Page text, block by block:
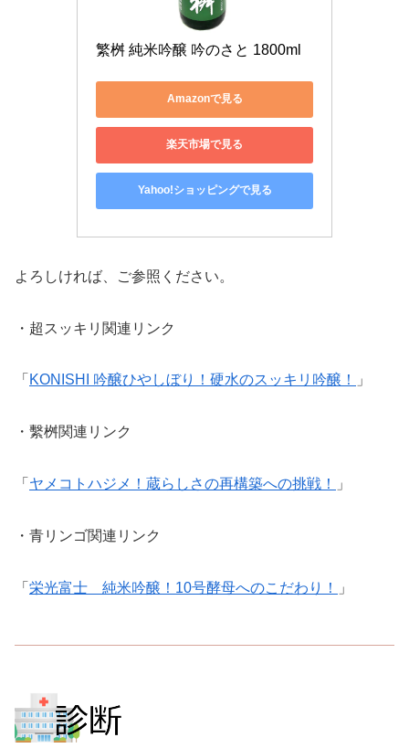
繁桝 純米吟醸 吟のさと 1800ml
Amazonで見る
楽天市場で見る
Yahoo!ショッピングで見る
よろしければ、ご参照ください。
・超スッキリ関連リンク
「 KONISHI 吟醸ひやしぼり！硬水のスッキリ吟醸！ 」
・繫桝関連リンク
「 ヤメコトハジメ！蔵らしさの再構築への挑戦！ 」
・青リンゴ関連リンク
「 栄光富士 純米吟醸！10号酵母へのこだわり！ 」